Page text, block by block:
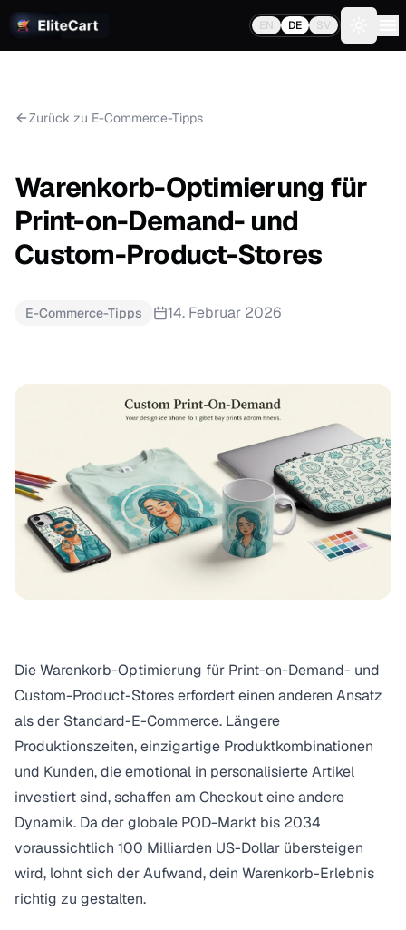
EN DE SV Toggle
Zurück zu E-Commerce-Tipps
Warenkorb-Optimierung für
Print-on-Demand- und
Custom-Product-Stores
E-Commerce-Tipps 14. Februar 2026
Die Warenkorb-Optimierung für Print-on-Demand- und
Custom-Product-Stores erfordert einen anderen Ansatz
als der Standard-E-Commerce. Längere
Produktionszeiten, einzigartige Produktkombinationen
und Kunden, die emotional in personalisierte Artikel
investiert sind, schaffen am Checkout eine andere
Dynamik. Da derglobale POD-Markt bis 2034
voraussichtlich 100 Milliarden US-Dollar übersteigen
wird, lohnt sich der Aufwand, dein Warenkorb-Erlebnis
richtig zu gestalten.